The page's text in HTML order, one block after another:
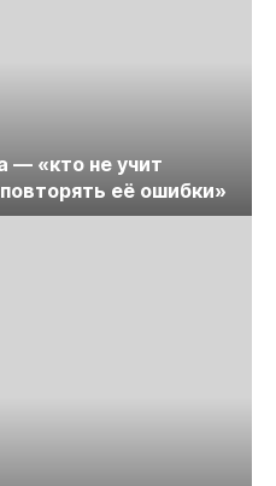
— «кто не учит
её ошибки»